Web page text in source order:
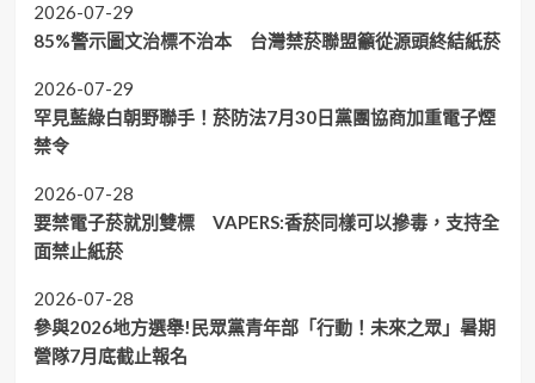
2026-07-29
85%警示圖文治標不治本 台灣禁菸聯盟籲從源頭終結紙菸
2026-07-29
罕見藍綠白朝野聯手！菸防法7月30日黨團協商加重電子煙
禁令
2026-07-28
要禁電子菸就別雙標 VAPERS:香菸同樣可以摻毒，支持全
面禁止紙菸
2026-07-28
參與2026地方選舉!民眾黨青年部「行動！未來之眾」暑期
營隊7月底截止報名